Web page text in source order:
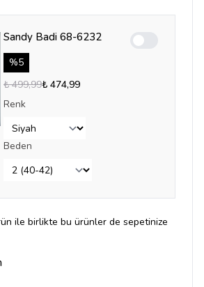
Sandy Badi 68-6232
%5
₺ 499,99₺ 474,99
Renk
Beden
Enable
ile birlikte bu ürünler de sepetinize